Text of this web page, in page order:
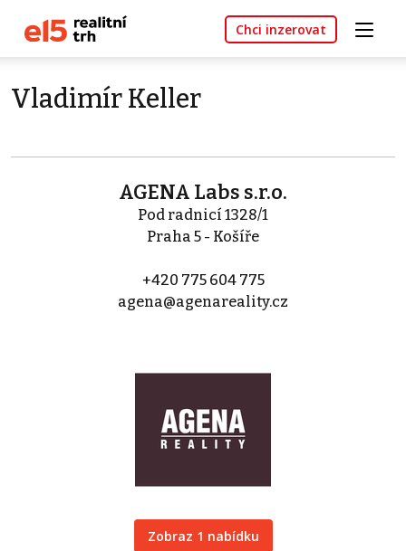
Chci inzerovat
Vladimír Keller
AGENA Labs s.r.o.
Pod radnicí 1328/1
Praha 5 - Košíře
+420 775 604 775
agena@agenareality.cz
Zobraz 1 nabídku